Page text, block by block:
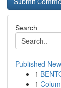
Search
Published
1
1